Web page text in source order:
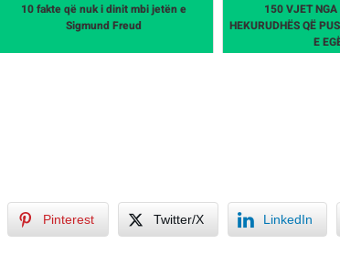
10 fakte që nuk i dinit mbi jetën e
Sigmund Freud
150 VJET
HEKURUDHËS QË
E
Pinterest Twitter/X LinkedIn